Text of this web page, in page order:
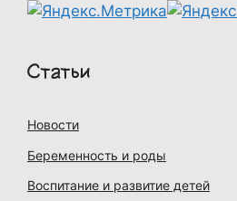
Статьи
Новости
Беременность и роды
Воспитание и развитие детей